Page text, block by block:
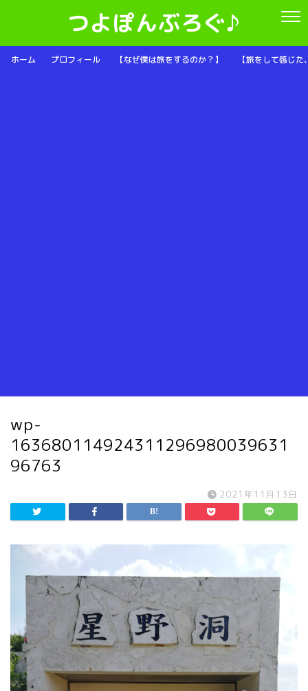
つよぽんぶろぐ♪
ホーム プロフィール 【なぜ僕は旅をするのか？】 【旅をして感じ
wp-
163680114924311296980039631
96763
2021年11月13日